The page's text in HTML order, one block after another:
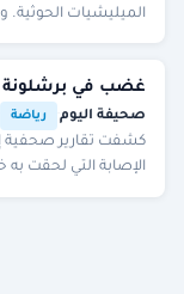
الميليشيات الحوثية.
غضب في برشلونة
صحيفة اليوم رياضة
كشفت تقارير صحفية
الإصابة التي لحقت به